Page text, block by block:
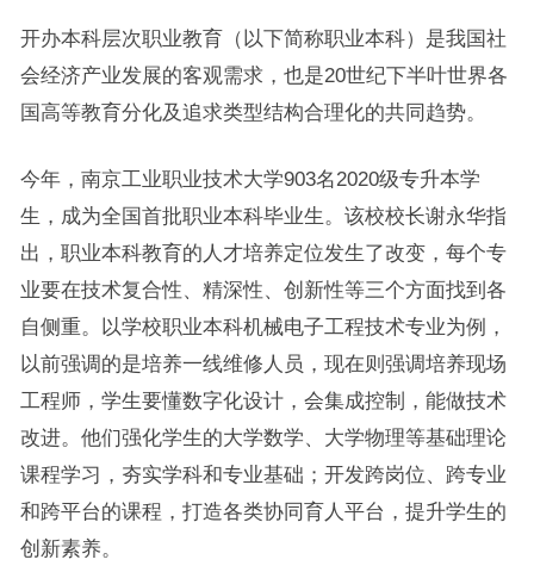
开办本科层次职业教育（以下简称职业本科）是我国社
会经济产业发展的客观需求，也是20世纪下半叶世界各
国高等教育分化及追求类型结构合理化的共同趋势。
今年，南京工业职业技术大学903名2020级专升本学
生，成为全国首批职业本科毕业生。该校校长谢永华指
出，职业本科教育的人才培养定位发生了改变，每个专
业要在技术复合性、精深性、创新性等三个方面找到各
自侧重。以学校职业本科机械电子工程技术专业为例，
以前强调的是培养一线维修人员，现在则强调培养现场
工程师，学生要懂数字化设计，会集成控制，能做技术
改进。他们强化学生的大学数学、大学物理等基础理论
课程学习，夯实学科和专业基础；开发跨岗位、跨专业
和跨平台的课程，打造各类协同育人平台，提升学生的
创新素养。